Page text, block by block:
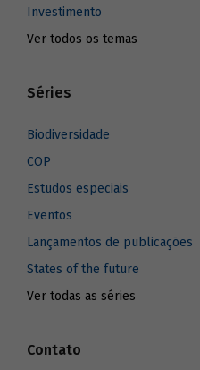
Investimento
Ver todos os temas
Séries
Biodiversidade
COP
Estudos especiais
Eventos
Lançamentos de publicações
States of the future
Ver todas as séries
Contato